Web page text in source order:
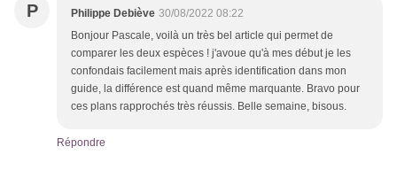
P Philippe Debiève 30/08/2022 08:22
Bonjour Pascale, voilà un très bel article qui permet de
comparer les deux espèces ! j'avoue qu'à mes début je les
confondais facilement mais après identification dans mon
guide, la différence est quand même marquante. Bravo pour
ces plans rapprochés très réussis. Belle semaine, bisous.
Répondre